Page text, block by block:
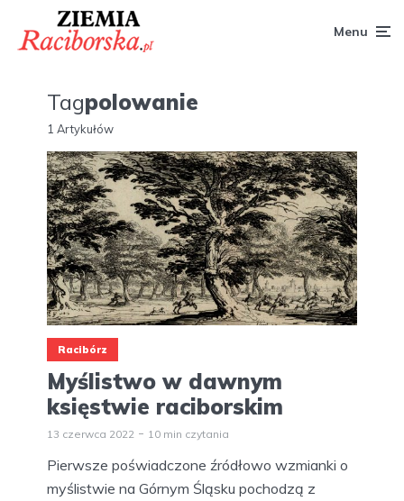
Menu
Tagpolowanie
1 Artykułów
Racibórz
Myślistwo w dawnym
księstwie raciborskim
13 czerwca 2022 10 min czytania
Pierwsze poświadczone źródłowo wzmianki o
myślistwie na Górnym Śląsku pochodzą z